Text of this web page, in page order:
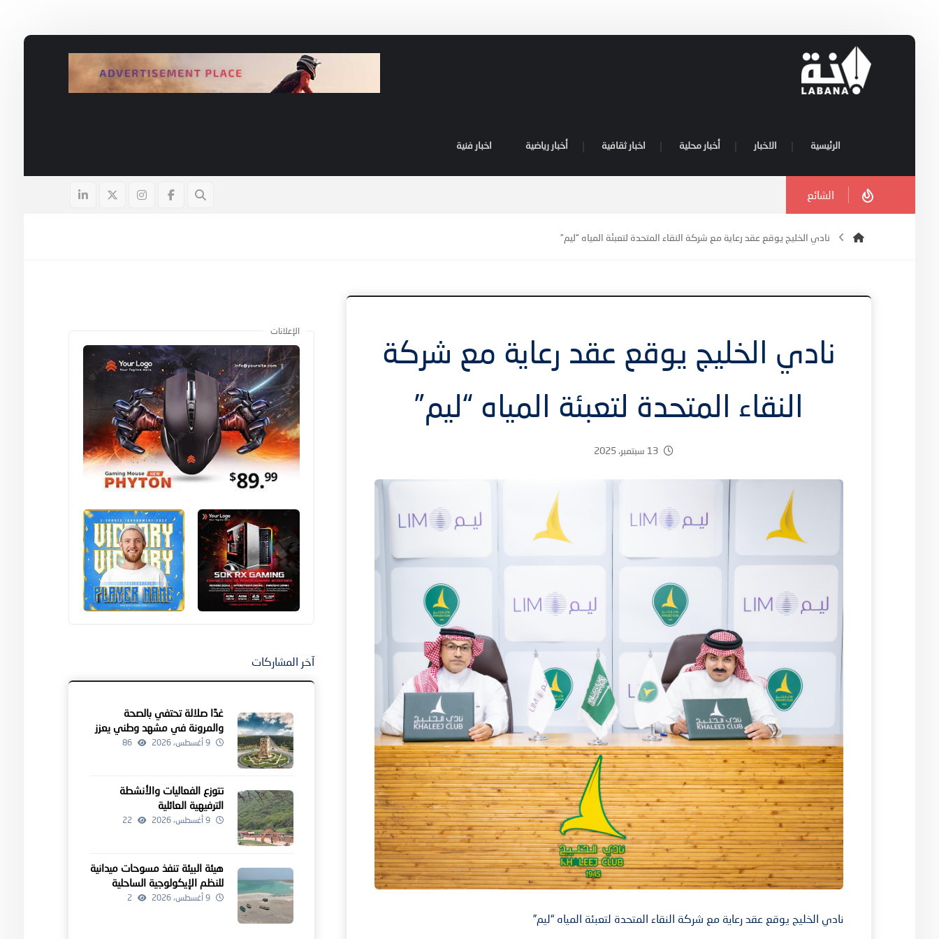
الرئيسية الاخبار أخبار محلية اخبار ثقافية أخبار رياضية اخبار فنية
الشائع
نادي الخليج يوقع عقد رعاية مع شركة النقاء المتحدة لتعبئة المياه “ليم”
نادي الخليج يوقع عقد رعاية مع شركة
النقاء المتحدة لتعبئة المياه “ليم”
13 سبتمبر، 2025
نادي الخليج يوقع عقد رعاية مع شركة النقاء المتحدة لتعبئة المياه “ليم”
الإعلانات
آخر المشاركات
غدًا صلالة تحتفي بالصحة
والمرونة في مشهد وطني يعزز
جودة الحياة والاستدامة
9 أغسطس، 2026 86
تتوزع الفعاليات والأنشطة
الترفيهية العائلية
9 أغسطس، 2026 22
هيئة البيئة تنفذ مسوحات ميدانية
للنظم الإيكولوجية الساحلية
بولاية مصيرة
9 أغسطس، 2026 2